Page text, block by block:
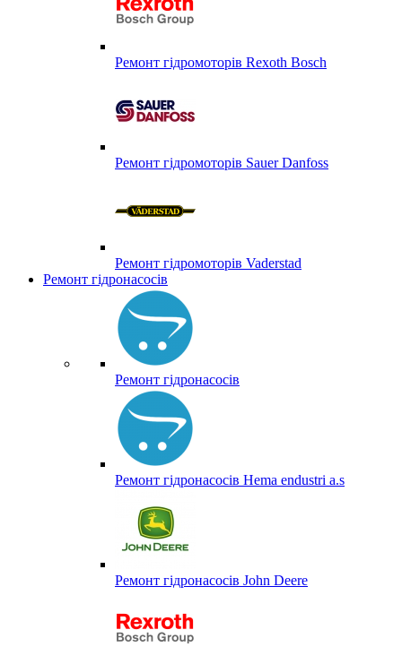
Ремонт гідромоторів Rexoth Bosch
Ремонт гідромоторів Sauer Danfoss
Ремонт гідромоторів Vaderstad
Ремонт гідронасосів
Ремонт гідронасосів
Ремонт гідронасосів Hema endustri a.s
Ремонт гідронасосів John Deere